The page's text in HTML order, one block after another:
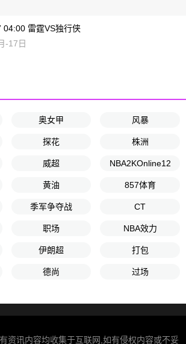
04:00 雷霆VS独行侠
-17日
奥女甲 风暴
探花 株洲
威超 NBA2KOnline12
黄油 857体育
季军争夺战 CT
职场 NBA效力
伊朗超 打包
德尚 过场
资讯内容均收集于互联网,如有侵权内容或不妥